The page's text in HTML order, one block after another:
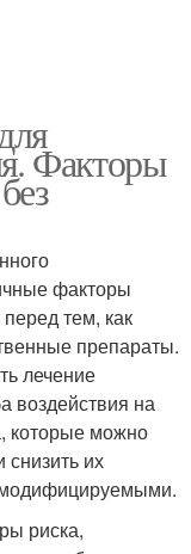
Факторы
факторы
тем, как
препараты.
лечение
воздействия на
которые можно
снизить их
модифицируемыми.
риска,